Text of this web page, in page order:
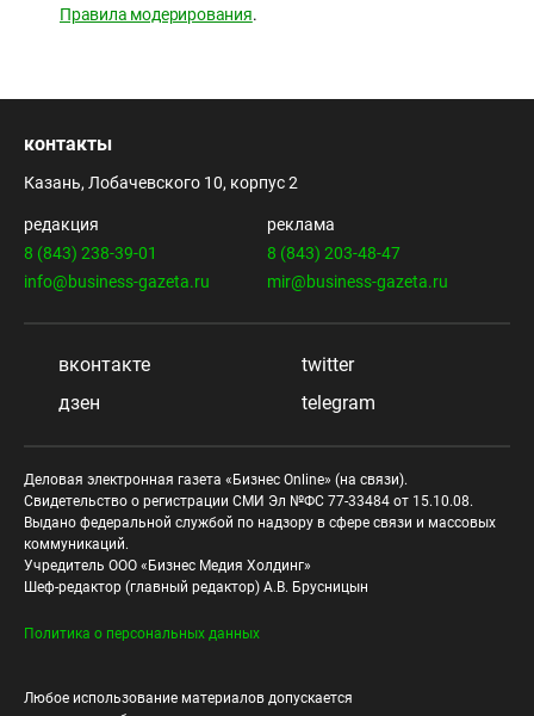
Правила модерирования.
контакты
Казань, Лобачевского 10, корпус 2
редакция
8 (843) 238-39-01
info@business-gazeta.ru
реклама
8 (843) 203-48-47
mir@business-gazeta.ru
вконтакте
twitter
дзен
telegram
Деловая электронная газета «Бизнес Online» (на связи).
Свидетельство о регистрации СМИ Эл №ФС 77-33484 от 15.10.08.
Выдано федеральной службой по надзору в сфере связи и массовых
коммуникаций.
Учредитель ООО «Бизнес Медия Холдинг»
Шеф-редактор (главный редактор) А.В. Брусницын
Политика о персональных данных
Любое использование материалов допускается